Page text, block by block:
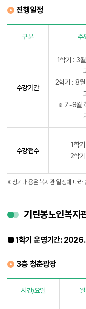
진행일정
구분 주
수강기간
1학기 : 3
2학기 : 8
※ 7~8월
수강접수
1학
2학
※ 상기내용은 복지관 일정에 따라
기린봉노인복지
■ 1학기 운영기간:
3층 청춘광장
시간/요일 월